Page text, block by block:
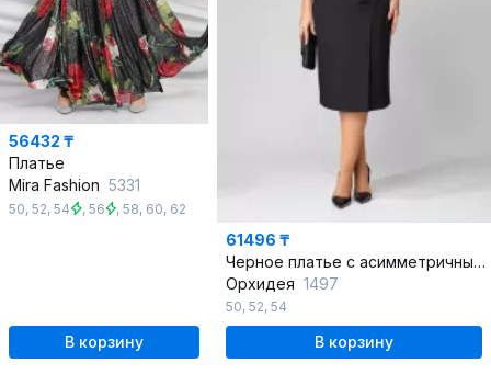
56432 ₸
Платье
Mira Fashion 5331
50, 52, 54 , 56 , 58, 60, 62
В корзину
61496 ₸
Черное платье с асимметричным вырезом и стразами
Орхидея 1497
50, 52, 54
В корзину